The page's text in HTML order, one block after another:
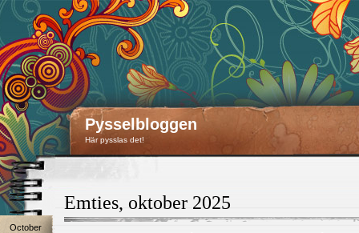
Pysselbloggen
Här pysslas det!
Emties, oktober 2025
October